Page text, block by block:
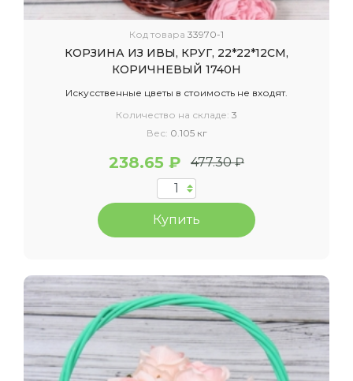
Код товара 33970-1
КОРЗИНА ИЗ ИВЫ, КРУГ, 22*22*12СМ,
КОРИЧНЕВЫЙ 1740Н
Искусственные цветы в стоимость не входят.
Количество на складе: 3
Вес: 0.105 кг
238.65 ₽ 477.30 ₽
Купить